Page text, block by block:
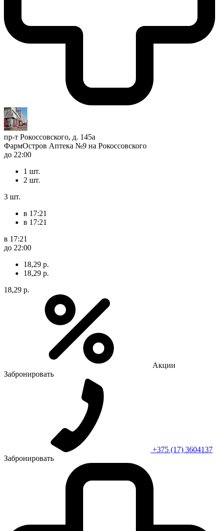
пр-т Рокоссовского, д. 145а
ФармОстров Аптека №9 на Рокоссовского
до 22:00
1 шт.
2 шт.
3 шт.
в 17:21
в 17:21
в 17:21
до 22:00
18,29 р.
18,29 р.
18,29 р.
Акции
Забронировать
+375 (17) 3604137
Забронировать